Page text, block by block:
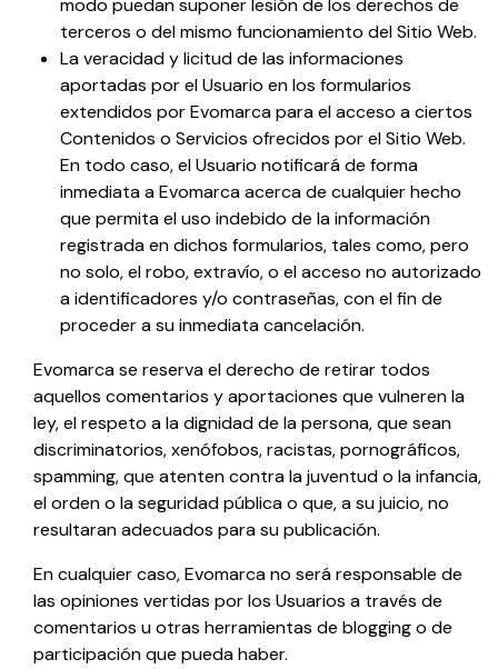
modo puedan suponer lesión de los derechos de
terceros o del mismo funcionamiento del Sitio Web.
La veracidad y licitud de las informaciones
aportadas por el Usuario en los formularios
extendidos porEvomarcapara el acceso a ciertos
Contenidos o Servicios ofrecidos por el Sitio Web.
En todo caso, el Usuario notificará de forma
inmediata aEvomarcaacerca de cualquier hecho
que permita el uso indebido de la información
registrada en dichos formularios, tales como, pero
no solo, el robo, extravío, o el acceso no autorizado
a identificadores y/o contraseñas, con el fin de
proceder a su inmediata cancelación.
Evomarcase reserva el derecho de retirar todos
aquellos comentarios y aportaciones que vulneren la
ley, el respeto a la dignidad de la persona, que sean
discriminatorios, xenófobos, racistas, pornográficos,
spamming, que atenten contra la juventud o la infancia,
el orden o la seguridad pública o que, a su juicio, no
resultaran adecuados para su publicación.
En cualquier caso,Evomarcano será responsable de
las opiniones vertidas por los Usuarios a través de
comentarios u otras herramientas de blogging o de
participación que pueda haber.